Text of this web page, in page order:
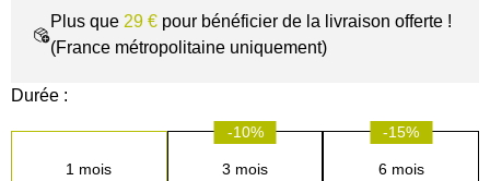
Plus que 29 € pour bénéficier de la livraison offerte !
(France métropolitaine uniquement)
Durée :
1 mois 3 mois
-10%
6 mois
-15%